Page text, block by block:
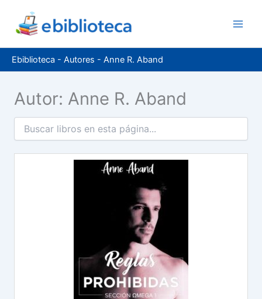
contenido
Ebiblioteca - Autores - Anne R. Aband
Autor: Anne R. Aband